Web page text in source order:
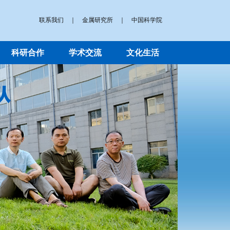
联系我们 金属研究所 中国科学院
科研合作 学术交流 文化生活